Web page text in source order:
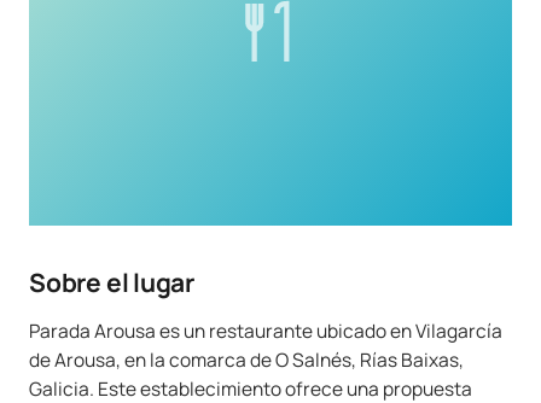
Sobre el lugar
Parada Arousa es un restaurante ubicado en Vilagarcía
de Arousa, en la comarca de O Salnés, Rías Baixas,
Galicia. Este establecimiento ofrece una propuesta